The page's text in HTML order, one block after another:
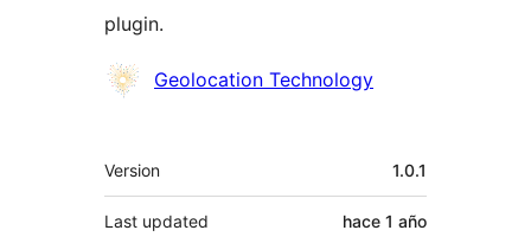
plugin.
Colaboradores
Geolocation Technology
Meta
Version 1.0.1
Last updated hace 1 año